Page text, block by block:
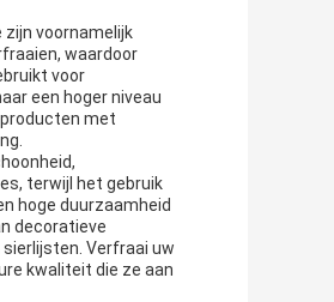
zijn voornamelijk
waardoor
voor
een hoger niveau
met
terwijl het gebruik
hoge duurzaamheid
decoratieve
Verfraai uw
kwaliteit die ze aan